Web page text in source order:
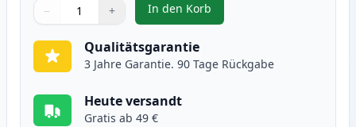
Verwenden Sie die Tasten, um anzupassen
− +
1
In den Korb
, 12 stück Brother LC1240
Qualitätsgarantie
3 Jahre Garantie. 90 Tage Rückgabe
Heute versandt
Gratis ab 49 €